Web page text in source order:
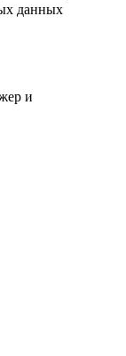
данных
и